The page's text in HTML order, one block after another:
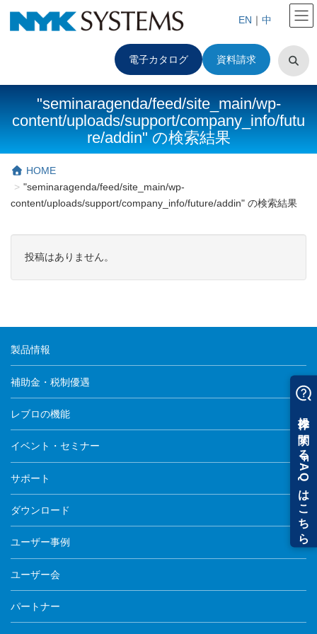
EN ｜ 中
電子カタログ 資料請求
"seminaragenda/feed/site_main/wp-
content/uploads/support/company_info/futu
re/addin" の検索結果
HOME
"seminaragenda/feed/site_main/wp-
content/uploads/support/company_info/future/addin" の検索結果
投稿はありません。
製品情報
補助金・税制優遇
レブロの機能
イベント・セミナー
サポート
ダウンロード
ユーザー事例
ユーザー会
パートナー